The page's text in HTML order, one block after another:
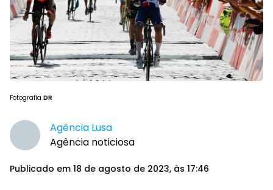
Fotografia DR
Agência Lusa
Agência noticiosa
Publicado em 18 de agosto de 2023, às 17:46